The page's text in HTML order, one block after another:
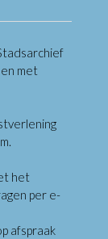
met
het
per e-
afspraak